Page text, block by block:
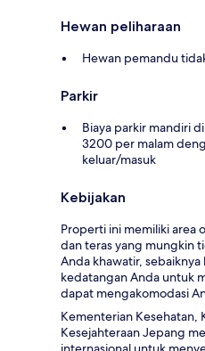
Hewan peliharaan
Hewan pemandu
Parkir
Biaya parkir mandiri
3200 per malam
keluar/masuk
Kebijakan
Properti ini memiliki area
dan teras yang mungkin
Anda khawatir,
kedatangan Anda untuk
dapat mengakomodasi
Kementerian Kesehatan,
Kesejahteraan Jepang